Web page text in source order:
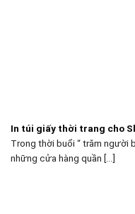
In túi giấy thời trang cho
Trong thời buổi “ trăm người
những cửa hàng quần [...]